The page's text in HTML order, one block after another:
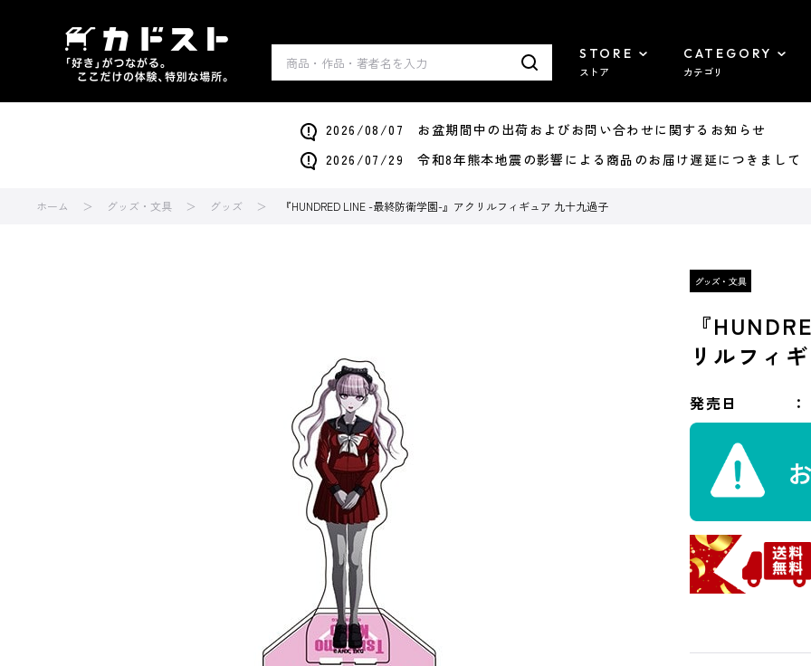
STORE
ストア
CATEGORY
カテゴリ
2026/08/07 お盆期間中の出荷およびお問い合わせに関するお知らせ
2026/07/29 令和8年熊本地震の影響による商品のお届け遅延につきまして
ホーム グッズ・文具 グッズ 『HUNDRED LINE -最終防衛学園-』アクリルフィギュア 九十九過子
『
リルフィ
発売日